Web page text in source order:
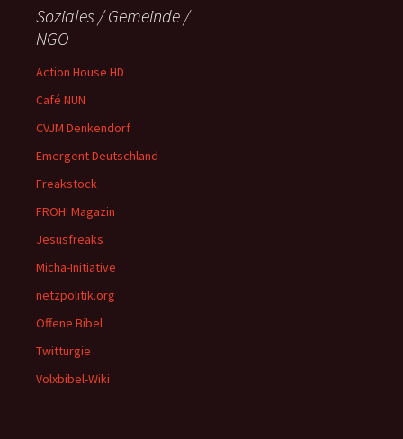
Soziales / Gemeinde /
NGO
Action House HD
Café NUN
CVJM Denkendorf
Emergent Deutschland
Freakstock
FROH! Magazin
Jesusfreaks
Micha-Initiative
netzpolitik.org
Offene Bibel
Twitturgie
Volxbibel-Wiki